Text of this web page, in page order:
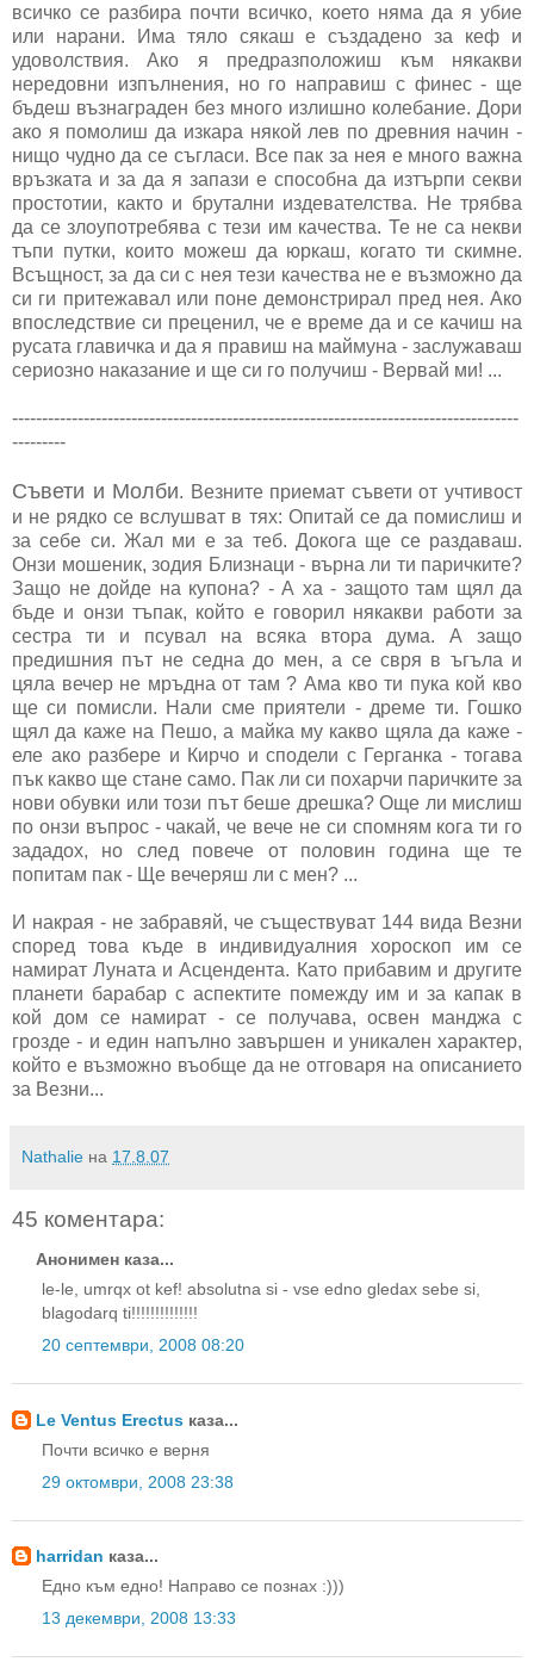
всичко се разбира почти всичко, което няма да я убие
или нарани. Има тяло сякаш е създадено за кеф и
удоволствия. Ако я предразположиш към някакви
нередовни изпълнения, но го направиш с финес - ще
бъдеш възнаграден без много излишно колебание. Дори
ако я помолиш да изкара някой лев по древния начин -
нищо чудно да се съгласи. Все пак за нея е много важна
връзката и за да я запази е способна да изтърпи секви
простотии, както и брутални издевателства. Не трябва
да се злоупотребява с тези им качества. Те не са некви
тъпи путки, които можеш да юркаш, когато ти скимне.
Всъщност, за да си с нея тези качества не е възможно да
си ги притежавал или поне демонстрирал пред нея. Ако
впоследствие си преценил, че е време да и се качиш на
русата главичка и да я правиш на маймуна - заслужаваш
сериозно наказание и ще си го получиш - Вервай ми! ...
-------------------------------------------------------------------------------------
---------
Съвети и Молби. Везните приемат съвети от учтивост
и не рядко се вслушват в тях: Опитай се да помислиш и
за себе си. Жал ми е за теб. Докога ще се раздаваш.
Онзи мошеник, зодия Близнаци - върна ли ти паричките?
Защо не дойде на купона? - А ха - защото там щял да
бъде и онзи тъпак, който е говорил някакви работи за
сестра ти и псувал на всяка втора дума. А защо
предишния път не седна до мен, а се свря в ъгъла и
цяла вечер не мръдна от там ? Ама кво ти пука кой кво
ще си помисли. Нали сме приятели - дреме ти. Гошко
щял да каже на Пешо, а майка му какво щяла да каже -
еле ако разбере и Кирчо и сподели с Герганка - тогава
пък какво ще стане само. Пак ли си похарчи паричките за
нови обувки или този път беше дрешка? Още ли мислиш
по онзи въпрос - чакай, че вече не си спомням кога ти го
зададох, но след повече от половин година ще те
попитам пак - Ще вечеряш ли с мен? ...
И накрая - не забравяй, че съществуват 144 вида Везни
според това къде в индивидуалния хороскоп им се
намират Луната и Асцендента. Като прибавим и другите
планети барабар с аспектите помежду им и за капак в
кой дом се намират - се получава, освен манджа с
грозде - и един напълно завършен и уникален характер,
който е възможно въобще да не отговаря на описанието
за Везни...
Nathalie на 17.8.07
45 коментара:
Анонимен каза...
le-le, umrqx ot kef! absolutna si - vse edno gledax sebe si,
blagodarq ti!!!!!!!!!!!!!!
20 септември, 2008 08:20
Le Ventus Erectus каза...
Почти всичко е верня
29 октомври, 2008 23:38
harridan каза...
Едно към едно! Направо се познах :)))
13 декември, 2008 13:33